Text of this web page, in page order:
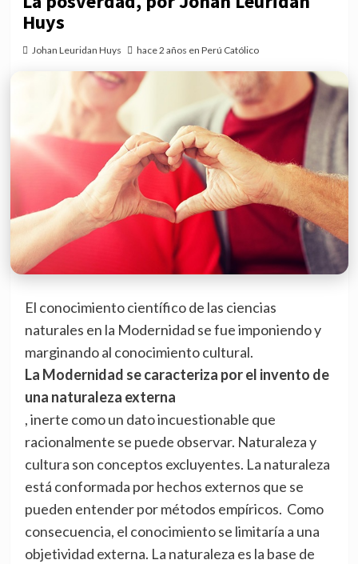
Huys
Johan Leuridan Huys hace 2 años en Perú Católico
El conocimiento científico de las ciencias
naturales en la Modernidad se fue imponiendo y
marginando al conocimiento cultural.
La Modernidad se caracteriza por el invento de
una naturaleza externa
, inerte como un dato incuestionable que
racionalmente se puede observar. Naturaleza y
cultura son conceptos excluyentes. La naturaleza
está conformada por hechos externos que se
pueden entender por métodos empíricos. Como
consecuencia, el conocimiento se limitaría a una
objetividad externa. La naturaleza es la base de